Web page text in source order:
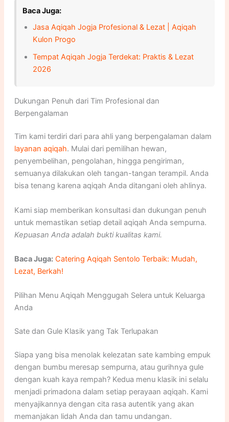
Baca Juga:
Jasa Aqiqah Jogja Profesional & Lezat | Aqiqah
Kulon Progo
Tempat Aqiqah Jogja Terdekat: Praktis & Lezat
2026
Dukungan Penuh dari Tim Profesional dan
Berpengalaman
Tim kami terdiri dari para ahli yang berpengalaman dalam
layanan aqiqah. Mulai dari pemilihan hewan,
penyembelihan, pengolahan, hingga pengiriman,
semuanya dilakukan oleh tangan-tangan terampil. Anda
bisa tenang karena aqiqah Anda ditangani oleh ahlinya.
Kami siap memberikan konsultasi dan dukungan penuh
untuk memastikan setiap detail aqiqah Anda sempurna.
Kepuasan Anda adalah bukti kualitas kami.
Baca Juga: Catering Aqiqah Sentolo Terbaik: Mudah,
Lezat, Berkah!
Pilihan Menu Aqiqah Menggugah Selera untuk Keluarga
Anda
Sate dan Gule Klasik yang Tak Terlupakan
Siapa yang bisa menolak kelezatan sate kambing empuk
dengan bumbu meresap sempurna, atau gurihnya gule
dengan kuah kaya rempah? Kedua menu klasik ini selalu
menjadi primadona dalam setiap perayaan aqiqah. Kami
menyajikannya dengan cita rasa autentik yang akan
memanjakan lidah Anda dan tamu undangan.